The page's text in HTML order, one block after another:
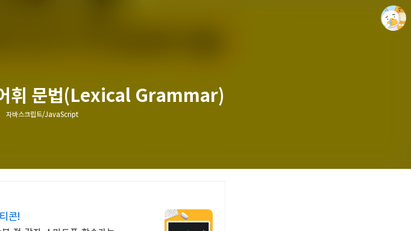
휘 문법(Lexical Grammar)
자바스크립트/JavaScript
콘!